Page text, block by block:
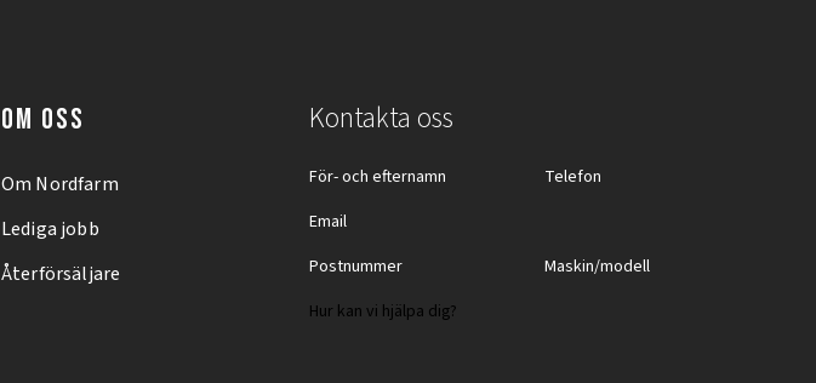
OM OSS
Om Nordfarm
Lediga jobb
Återförsäljare
Kontakta oss